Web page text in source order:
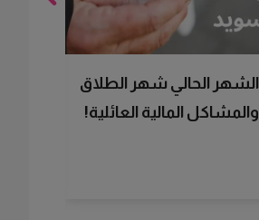
الشهر الحالي شهر الطلاق
والمشاكل المالية العائلية!